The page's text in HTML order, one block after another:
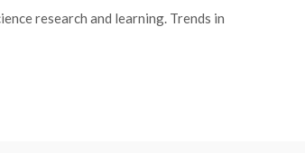
research and learning. Trends in